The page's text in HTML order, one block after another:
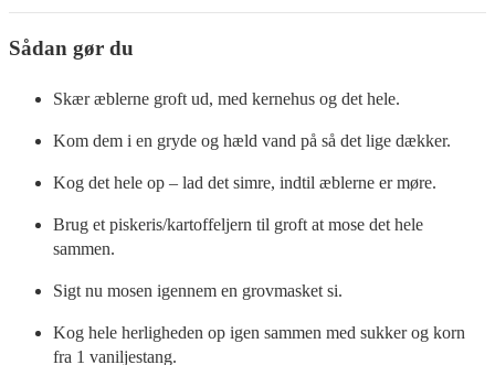
Sådan gør du
Skær æblerne groft ud, med kernehus og det hele.
Kom dem i en gryde og hæld vand på så det lige dækker.
Kog det hele op – lad det simre, indtil æblerne er møre.
Brug et piskeris/kartoffeljern til groft at mose det hele
sammen.
Sigt nu mosen igennem en grovmasket si.
Kog hele herligheden op igen sammen med sukker og korn
fra 1 vaniljestang.